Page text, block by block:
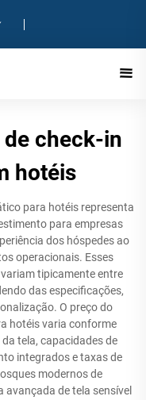
check-in
hotéis
para hotéis representa
para empresas
dos hóspedes ao
operacionais. Esses
tipicamente entre
das especificações,
O preço do
hotéis varia conforme
tela, capacidades de
integrados e taxas de
modernos de
de tela sensível